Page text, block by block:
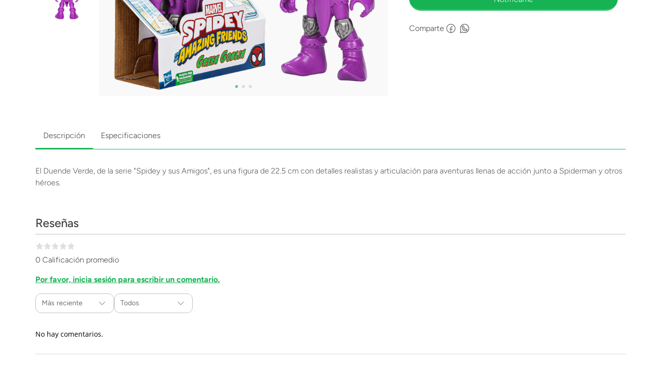
Comparte
Descripción Especificaciones
El Duende Verde, de la serie "Spidey y sus Amigos", es una figura de 22.5 cm con detalles realistas y articulación para aventuras llenas de acción junto a Spiderman y otros
héroes.
Reseñas
0 Calificación promedio
Por favor, inicia sesión para escribir un comentario.
Más reciente Todos
No hay comentarios.